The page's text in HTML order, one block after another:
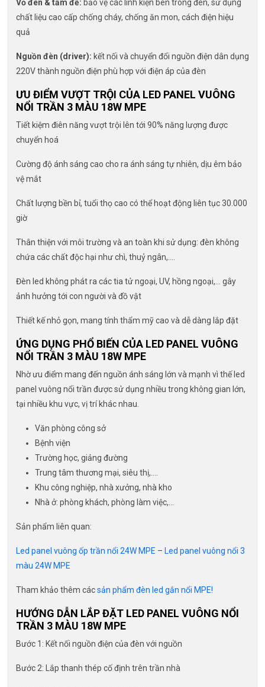
Vỏ đèn & tấm đế: bảo vệ các linh kiện bên trong đèn, sử dụng
chất liệu cao cấp chống cháy, chống ăn mon, cách điện hiệu
quả
Nguồn đèn (driver): kết nối và chuyển đổi nguồn điện dân dụng
220V thành nguồn điện phù hợp với điện áp của đèn
ƯU ĐIỂM VƯỢT TRỘI CỦA LED PANEL VUÔNG
NỔI TRẦN 3 MÀU 18W MPE
Tiết kiệm điên năng vượt trội lên tới 90% năng lượng được
chuyển hoá
Cường độ ánh sáng cao cho ra ánh sáng tự nhiên, dịu êm bảo
vệ mắt
Chất lượng bền bỉ, tuổi thọ cao có thể hoạt động liên tục 30.000
giờ
Thân thiện với môi trường và an toàn khi sử dụng: đèn không
chứa các chất độc hại như chì, thuỷ ngân,….
Đèn led không phát ra các tia tử ngoại, UV, hồng ngoại,… gây
ảnh hưởng tới con người và đồ vật
Thiết kế nhỏ gọn, mang tính thẩm mỹ cao và dễ dàng lắp đặt
ỨNG DỤNG PHỔ BIẾN CỦA LED PANEL VUÔNG
NỔI TRẦN 3 MÀU 18W MPE
Nhờ ưu điểm mang đến nguồn ánh sáng lớn và mạnh vì thế led
panel vuông nổi trần được sử dụng nhiều trong không gian lớn,
tại nhiều khu vực, vị trí khác nhau.
Văn phòng công sở
Bệnh viện
Trường học, giảng đường
Trung tâm thương mại, siêu thị,….
Khu công nghiệp, nhà xưởng, nhà kho
Nhà ở: phòng khách, phòng làm việc,…
Sản phẩm liên quan:
Led panel vuông ốp trần nổi 24W MPE – Led panel vuông nổi 3
màu 24W MPE
Tham khảo thêm cácsản phẩm đèn led gắn nổi MPE!
HƯỚNG DẪN LẮP ĐẶT LED PANEL VUÔNG NỔI
TRẦN 3 MÀU 18W MPE
Bước 1: Kết nối nguồn điện của đèn với nguồn
Bước 2: Lắp thanh thép cố định trên trần nhà